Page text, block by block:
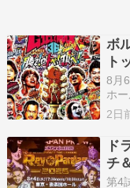
ボ
ト
ッ
8月
ホ
分1
ン
優
負
2日
ド
チ
ク
第4